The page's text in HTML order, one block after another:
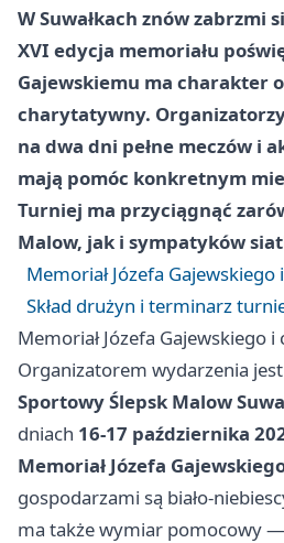
W Suwałkach znów
XVI edycja memoriału
Gajewskiemu ma charakter
charytatywny.
na dwa dni pełne meczów i
mają pomóc konkretnym
Turniej ma przyciągnąć
Malow, jak i sympatyków
Memoriał Józefa
Skład drużyn i terminarz
Memoriał Józefa Gajewskiego
Organizatorem wydarzenia jest
Sportowy Ślepsk Malow
dniach 16-17 października
Memoriał Józefa
gospodarzami są biało-
ma także wymiar pomocowy